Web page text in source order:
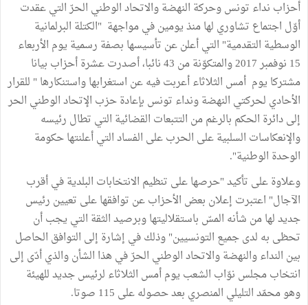
أحزاب نداء تونس وحركة النهضة والاتحاد الوطني الحرّ التي عقدت
أوّل اجتماع تشاوري لها منذ يومين في مواجهة "الكتلة البرلمانية
الوسطية التقدمية" التي أعلن عن تأسيسها بصفة رسمية يوم الأربعاء
15 نوفمبر 2017 والمتكوّنة من 43 نائبا، أصدرت عشرة أحزاب بيانا
مشتركا يوم أمس الثلاثاء أعربت فيه عن استغرابها واستنكارها " للقرار
الأحادي لحركتي النهضة ونداء تونس بإعادة حزب الإتحاد الوطني الحر
إلى دائرة الحكم بالرغم من التتبعات القضائية التي تطال رئيسه
والإنعكاسات السلبية على الحرب على الفساد التي أعلنتها حكومة
الوحدة الوطنية".
وعلاوة على تأكيد "حرصها على تنظيم الانتخابات البلدية في أقرب
الآجال" اعتبرت إعلان بعض الأحزاب عن توافقها على تعيين رئيس
جديد لها من شأنه المسّ باستقلاليتها وبرصيد الثقة التي يجب أن
تحظى به لدى جميع التونسيين" وذلك في إشارة إلى التوافق الحاصل
بين النداء والنهضة والاتحاد الوطني الحرّ في هذا الشأن والذي أدّى إلى
انتخاب مجلس نوّاب الشعب يوم أمس الثلاثاء لرئيس جديد للهيئة
وهو محمّد التليلي المنصري بعد حصوله على 115 صوتا.